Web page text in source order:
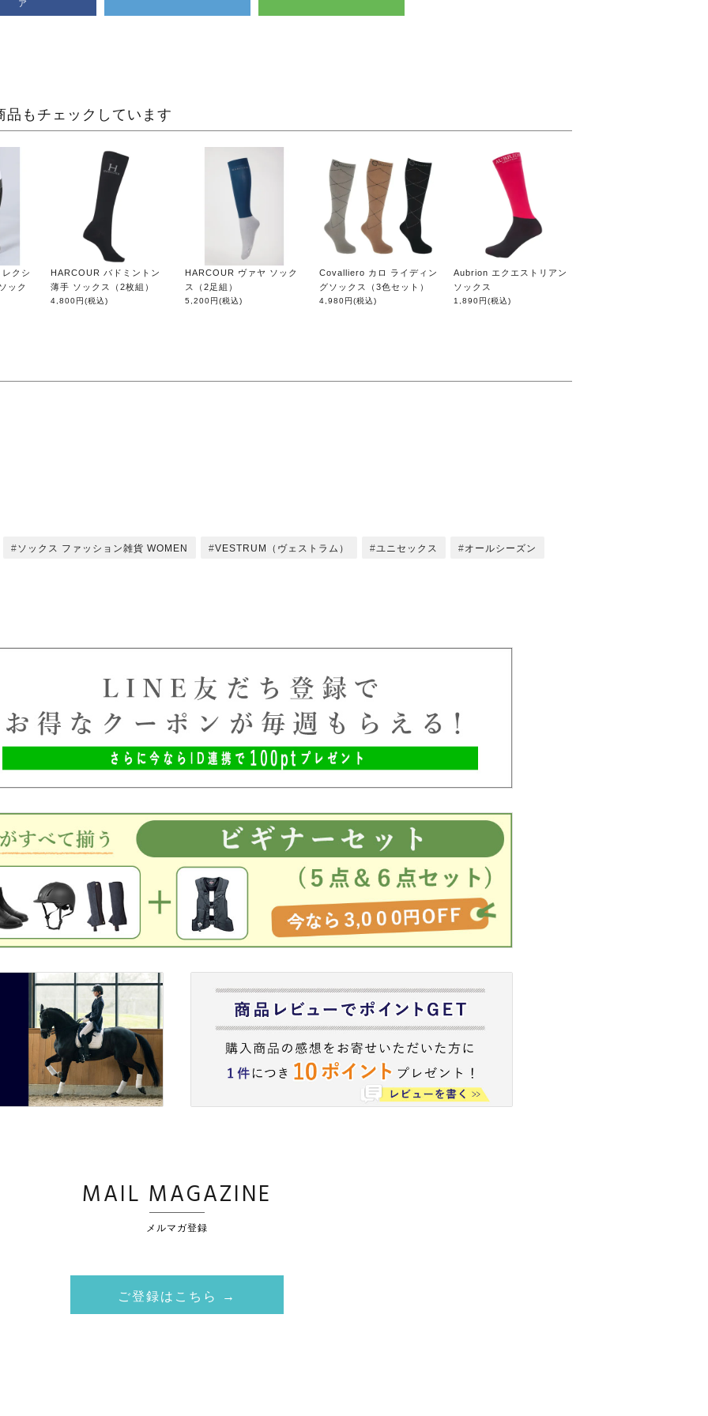
ア
もチェックしています
クシ
ック
HARCOUR バドミントン
薄手 ソックス（2枚組）
4,800円(税込)
HARCOUR ヴァヤ ソック
ス（2足組）
5,200円(税込)
Covalliero カロ ライディン
グソックス（3色セット）
4,980円(税込)
Aubrion エクエストリアン
ソックス
1,890円(税込)
ソックス ファッション雑貨 WOMEN VESTRUM（ヴェストラム） ユニセックス オールシーズン
MAIL MAGAZINE
メルマガ登録
ご登録はこちら →